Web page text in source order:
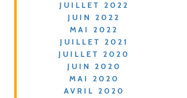
JUILLET 2022
JUIN 2022
MAI 2022
JUILLET 2021
JUILLET 2020
JUIN 2020
MAI 2020
AVRIL 2020